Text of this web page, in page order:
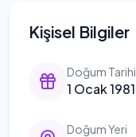
Kişisel Bilgiler
Doğum Tarihi
1 Ocak 1981
Doğum Yeri